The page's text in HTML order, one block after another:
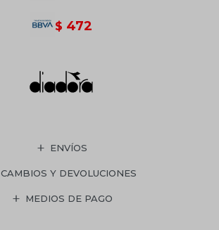
$ 472
ENVÍOS
CAMBIOS Y DEVOLUCIONES
MEDIOS DE PAGO